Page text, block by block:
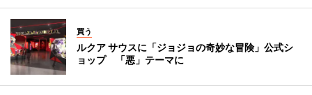
買う
ルクア サウスに「ジョジョの奇妙な冒険」公式シ
ョップ 「悪」テーマに